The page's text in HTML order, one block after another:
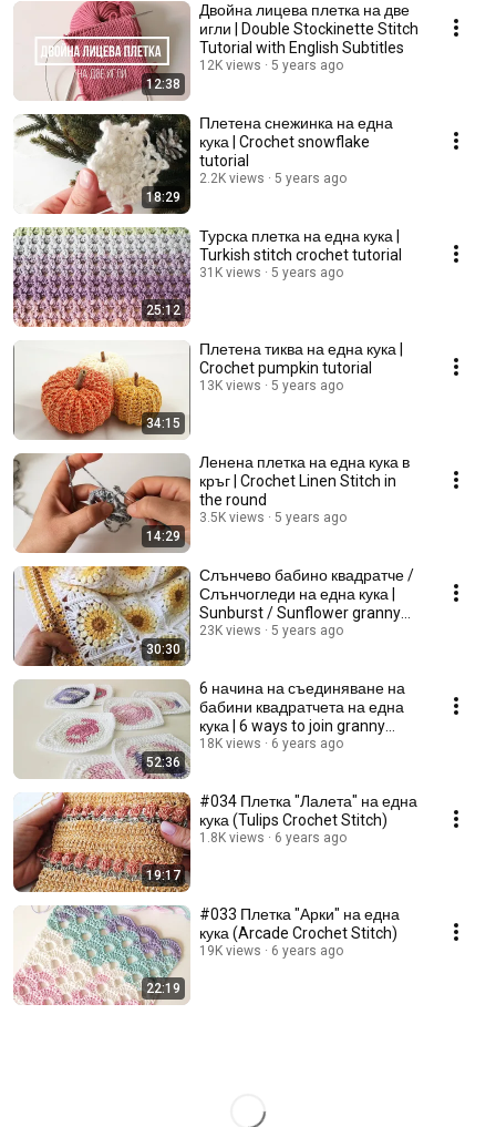
12:38
Двойна лицева плетка на две
игли | Double Stockinette Stitch
Tutorial with English Subtitles
12K views 5 years ago
18:29
Плетена снежинка на една
кука | Crochet snowflake
tutorial
2.2K views 5 years ago
25:12
Турска плетка на една кука |
Turkish stitch crochet tutorial
31K views 5 years ago
34:15
Плетена тиква на една кука |
Crochet pumpkin tutorial
13K views 5 years ago
14:29
Ленена плетка на една кука в
кръг | Crochet Linen Stitch in
the round
3.5K views 5 years ago
30:30
Слънчево бабино квадратче /
Слънчогледи на една кука |
Sunburst / Sunflower granny
square tutorial
23K views 5 years ago
52:36
6 начина на съединяване на
бабини квадратчета на една
кука | 6 ways to join granny
squares | NA2KUKI
18K views 6 years ago
19:17
#034 Плетка "Лалета" на една
кука (Tulips Crochet Stitch)
1.8K views 6 years ago
22:19
#033 Плетка "Арки" на една
кука (Arcade Crochet Stitch)
19K views 6 years ago